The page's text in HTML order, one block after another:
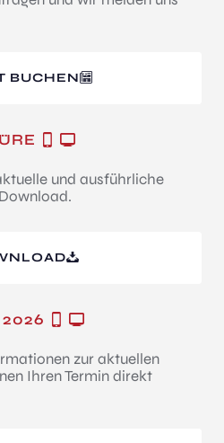
BUCHEN
und ausführliche
zur aktuellen
Ihren Termin direkt